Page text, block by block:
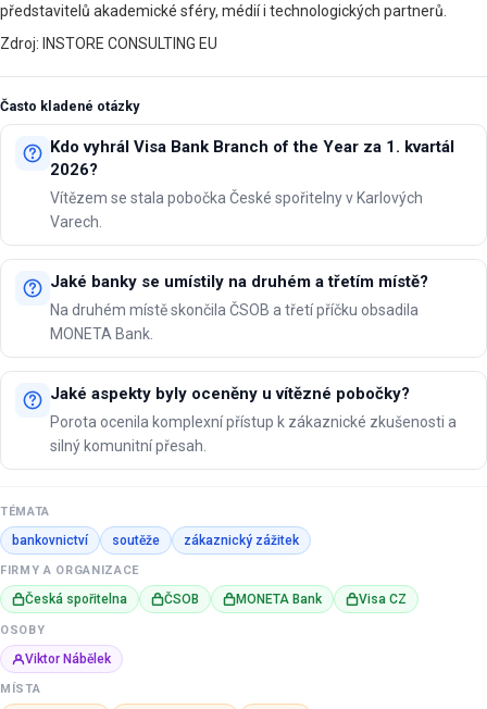
představitelů akademické sféry, médií i technologických partnerů.
Zdroj: INSTORE CONSULTING EU
Často kladené otázky
Kdo vyhrál Visa Bank Branch of the Year za 1. kvartál
2026?
Vítězem se stala pobočka České spořitelny v Karlových
Varech.
Jaké banky se umístily na druhém a třetím místě?
Na druhém místě skončila ČSOB a třetí příčku obsadila
MONETA Bank.
Jaké aspekty byly oceněny u vítězné pobočky?
Porota ocenila komplexní přístup k zákaznické zkušenosti a
silný komunitní přesah.
TÉMATA
bankovnictví soutěže zákaznický zážitek
FIRMY A ORGANIZACE
Česká spořitelna ČSOB MONETA Bank Visa CZ
OSOBY
Viktor Nábělek
MÍSTA